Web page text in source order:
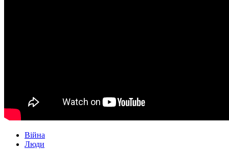
Війна
Люди